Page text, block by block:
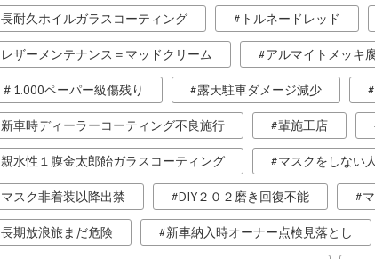
長耐久ホイルガラスコーティング トルネードレッド
レザーメンテナンス＝マッドクリーム アルマイトメッキ
＃1.000ペーパー級傷残り 露天駐車ダメージ減少
新車時ディーラーコーティング不良施行 輩施工店
親水性１膜金太郎飴ガラスコーティング マスクをしない人
マスク非着装以降出禁 DIY２０２磨き回復不能
長期放浪旅まだ危険 新車納入時オーナー点検見落とし